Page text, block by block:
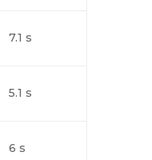
7.1 s
5.1 s
6 s